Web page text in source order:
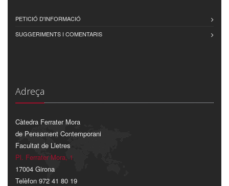
PETICIÓ D'INFORMACIÓ
SUGGERIMENTS I COMENTARIS
Adreça
Càtedra Ferrater Mora
de Pensament Contemporani
Facultat de Lletres
Pl. Ferrater Mora, 1
17004 Girona
Telèfon 972 41 80 19